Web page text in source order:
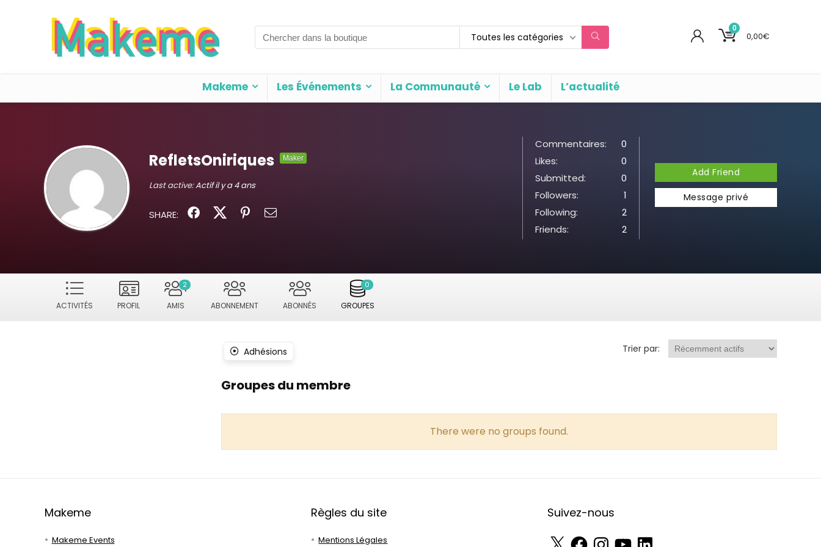
Search
for:
Toutes les catégories
0
0,00€
Makeme Les Événements La Communauté Le Lab L’actualité
RefletsOniriques Maker
Last active:Actif il y a 4 ans
SHARE:
Commentaires:
0
Likes:
0
Submitted:
0
Followers:
1
Following:
2
Friends:
2
Add Friend
Message privé
ACTIVITÉS PROFIL AMIS
2
ABONNEMENT ABONNÉS GROUPES
0
Adhésions Trier par:
Groupes du membre
There were no groups found.
Makeme
Makeme Events
Règles du site
Mentions Légales
Suivez-nous
X FacebookInstagramYouTube
LinkedIn